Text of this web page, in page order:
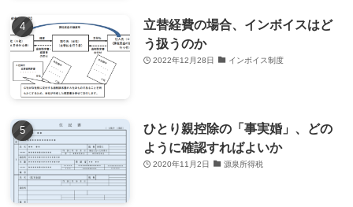
立替経費の場合、インボイスはど
う扱うのか
2022年12月28日 インボイス制度
ひとり親控除の「事実婚」、どの
ように確認すればよいか
2020年11月2日 源泉所得税